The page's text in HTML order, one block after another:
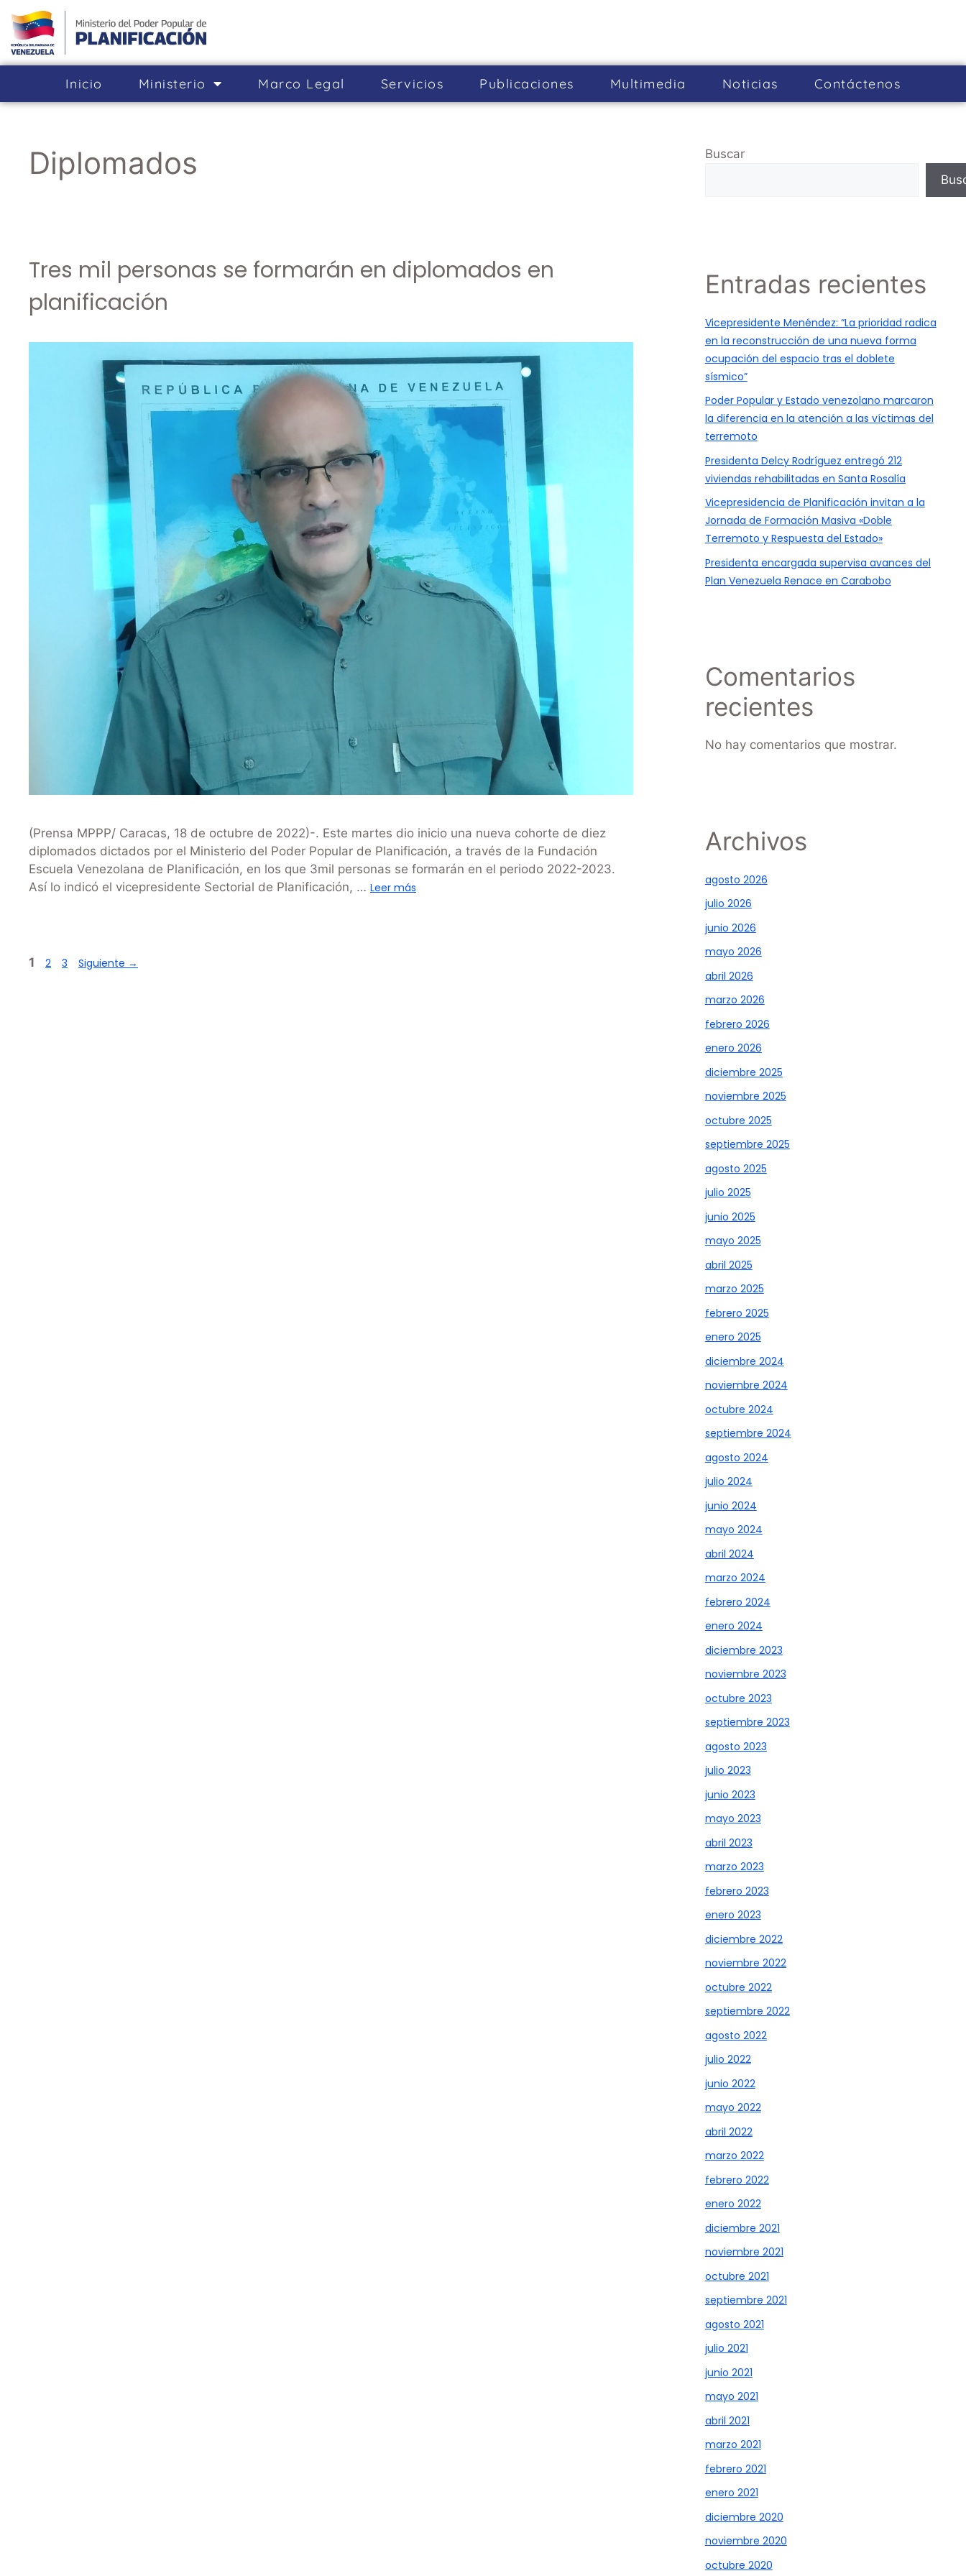
Inicio Ministerio Marco Legal Servicios Publicaciones Multimedia Noticias Cont­áctenos
Diplomados
Tres mil personas se formarán en diplomados en
planificación
(Prensa MPPP/ Caracas, 18 de octubre de 2022)-. Este martes dio inicio una nueva cohorte de diez
diplomados dictados por el Ministerio del Poder Popular de Planificación, a través de la Fundación
Escuela Venezolana de Planificación, en los que 3mil personas se formarán en el periodo 2022-2023.
Así lo indicó el vicepresidente Sectorial de Planificación, … Leer más
1 2 3 Siguiente →
Buscar
Entradas recientes
Vicepresidente Menéndez: “La prioridad radica
en la reconstrucción de una nueva forma
ocupación del espacio tras el doblete
sísmico”
Poder Popular y Estado venezolano marcaron
la diferencia en la atención a las víctimas del
terremoto
Presidenta Delcy Rodríguez entregó 212
viviendas rehabilitadas en Santa Rosalía
Vicepresidencia de Planificación invitan a la
Jornada de Formación Masiva «Doble
Terremoto y Respuesta del Estado»
Presidenta encargada supervisa avances del
Plan Venezuela Renace en Carabobo
Comentarios
recientes
No hay comentarios que mostrar.
Archivos
agosto 2026
julio 2026
junio 2026
mayo 2026
abril 2026
marzo 2026
febrero 2026
enero 2026
diciembre 2025
noviembre 2025
octubre 2025
septiembre 2025
agosto 2025
julio 2025
junio 2025
mayo 2025
abril 2025
marzo 2025
febrero 2025
enero 2025
diciembre 2024
noviembre 2024
octubre 2024
septiembre 2024
agosto 2024
julio 2024
junio 2024
mayo 2024
abril 2024
marzo 2024
febrero 2024
enero 2024
diciembre 2023
noviembre 2023
octubre 2023
septiembre 2023
agosto 2023
julio 2023
junio 2023
mayo 2023
abril 2023
marzo 2023
febrero 2023
enero 2023
diciembre 2022
noviembre 2022
octubre 2022
septiembre 2022
agosto 2022
julio 2022
junio 2022
mayo 2022
abril 2022
marzo 2022
febrero 2022
enero 2022
diciembre 2021
noviembre 2021
octubre 2021
septiembre 2021
agosto 2021
julio 2021
junio 2021
mayo 2021
abril 2021
marzo 2021
febrero 2021
enero 2021
diciembre 2020
noviembre 2020
octubre 2020